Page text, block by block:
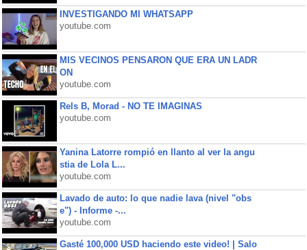
INVESTIGANDO MI WHATSAPP
youtube.com
MIS VECINOS PENSARON QUE ERA UN LADR
ON
youtube.com
Rels B, Morad - NO TE IMAGINAS
youtube.com
Yanina Latorre rompió en llanto al ver la angu
stia de Lola L...
youtube.com
Lavado de auto: lo que nadie lava (nivel "obs
e") - Informe -...
youtube.com
Gasté 100,000 USD haciendo este video! | Salo